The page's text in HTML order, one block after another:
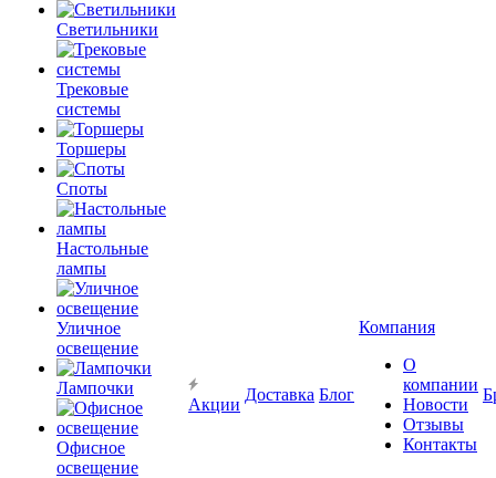
Светильники
Трековые
системы
Торшеры
Споты
Настольные
лампы
Уличное
освещение
Лампочки
Офисное
освещение
Акции
Доставка Блог
Компания
О
компании
Новости
Отзывы
Контакты